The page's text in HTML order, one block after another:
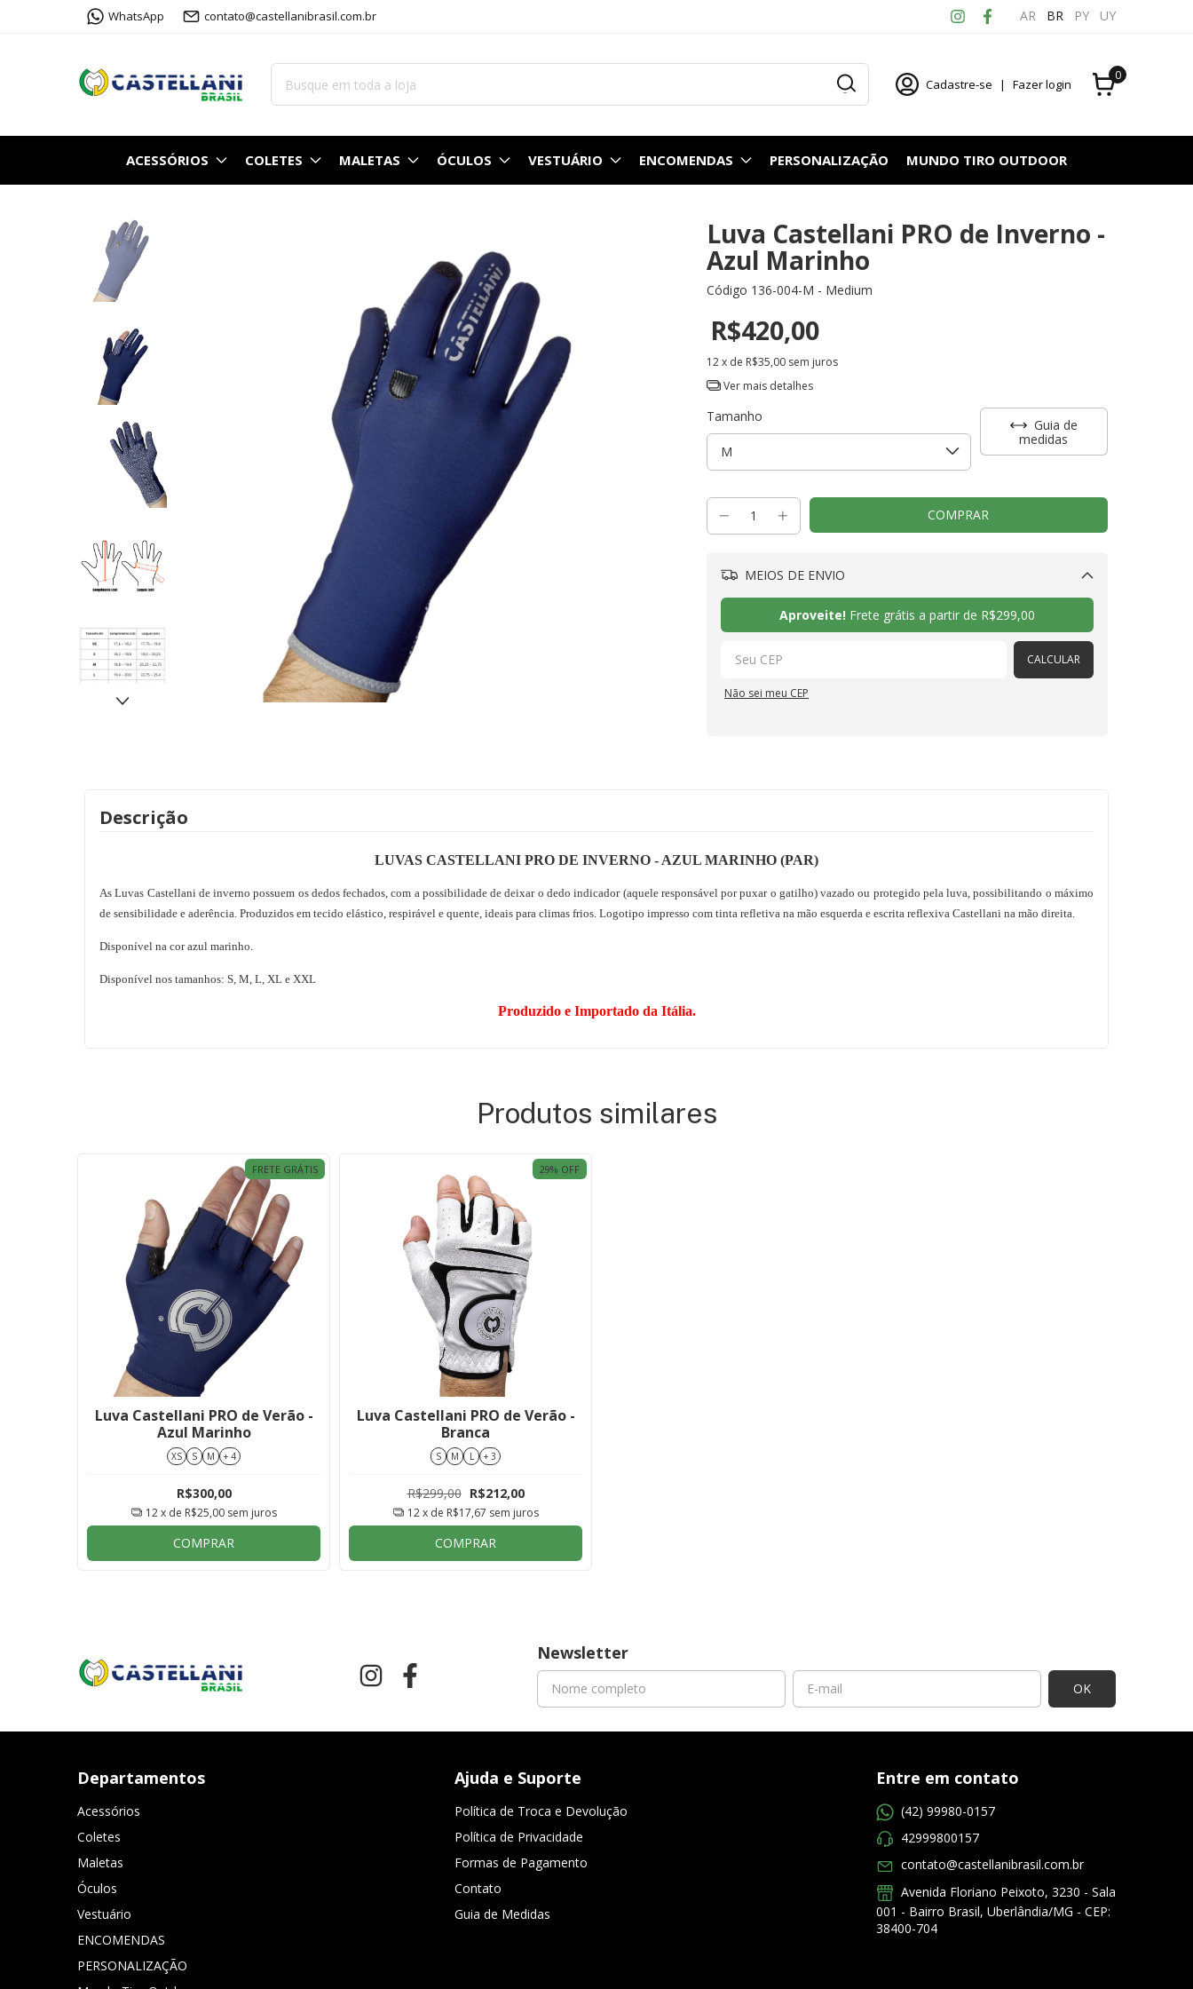
WhatsApp contato@castellanibrasil.com.br AR BR PY UY
Cadastre-se | Fazer login
0
ACESSÓRIOS COLETES MALETAS ÓCULOS VESTUÁRIO ENCOMENDAS PERSONALIZAÇÃO MUNDO TIRO OUTDOOR
Luva Castellani PRO de Inverno -
Azul Marinho
Código 136-004-M - Medium
R$420,00
12x de R$35,00 sem juros
Ver mais detalhes
Tamanho
Guia de
medidas
MEIOS DE ENVIO
Aproveite! Frete grátis a partir de R$299,00
CALCULAR
Não sei meu CEP
Descrição
LUVAS CASTELLANI PRO DE INVERNO - AZUL MARINHO (PAR)
As Luvas Castellani de inverno possuem os dedos fechados, com a possibilidade de deixar o dedo indicador (aquele responsável por puxar o gatilho) vazado ou protegido pela luva, possibilitando o máximo
de sensibilidade e aderência. Produzidos em tecido elástico, respirável e quente, ideais para climas frios. Logotipo impresso com tinta refletiva na mão esquerda e escrita reflexiva Castellani na mão direita.
Disponível na cor azul marinho.
Disponível nos tamanhos: S, M, L, XL e XXL
Produzido e Importado da Itália.
Produtos similares
FRETE GRÁTIS
Luva Castellani PRO de Verão -
Azul Marinho
XS S M + 4
R$300,00
12 x de R$25,00 sem juros
COMPRAR
29% OFF
Luva Castellani PRO de Verão -
Branca
S M L + 3
R$299,00 R$212,00
12 x de R$17,67 sem juros
COMPRAR
Newsletter
Departamentos
Acessórios
Coletes
Maletas
Óculos
Vestuário
ENCOMENDAS
PERSONALIZAÇÃO
Ajuda e Suporte
Política de Troca e Devolução
Política de Privacidade
Formas de Pagamento
Contato
Guia de Medidas
Entre em contato
(42) 99980-0157
42999800157
contato@castellanibrasil.com.br
Avenida Floriano Peixoto, 3230 - Sala
001 - Bairro Brasil, Uberlândia/MG - CEP:
38400-704